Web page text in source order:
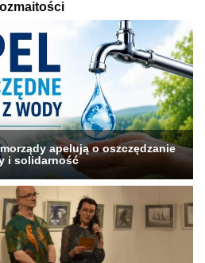
apelują o oszczędzanie
i solidarność